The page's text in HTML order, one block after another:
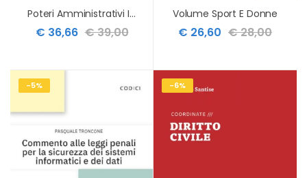
Poteri Amministrativi Impliciti
€ 36,66 € 39,00
Volume Sport E Donne
€ 26,60 € 28,00
-5% -6%